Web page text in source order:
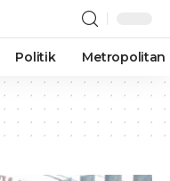
Politik Metropolitan